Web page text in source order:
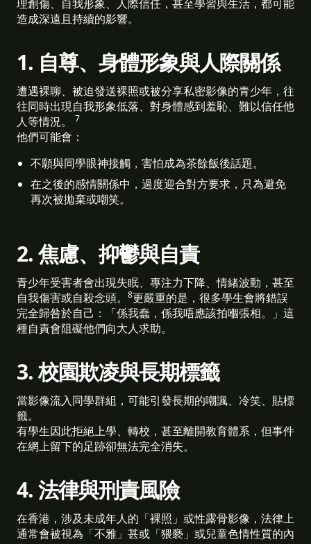
理創傷、自我形象、人際信任，甚至學習與生活，都可能
造成深遠且持續的影響。
1. 自尊、身體形象與人際關係
遭遇裸聊、被迫發送裸照或被分享私密影像的青少年，往
往同時出現自我形象低落、對身體感到羞恥、難以信任他
人等情況。
7
他們可能會：
不願與同學眼神接觸，害怕成為茶餘飯後話題。
在之後的感情關係中，過度迎合對方要求，只為避免
再次被拋棄或嘲笑。
2. 焦慮、抑鬱與自責
青少年受害者會出現失眠、專注力下降、情緒波動，甚至
自我傷害或自殺念頭。
8更嚴重的是，很多學生會將錯誤
完全歸咎於自己：「係我蠢，係我唔應該拍嗰張相。」這
種自責會阻礙他們向大人求助。
3. 校園欺凌與長期標籤
當影像流入同學群組，可能引發長期的嘲諷、冷笑、貼標
籤。
有學生因此拒絕上學、轉校，甚至離開教育體系，但事件
在網上留下的足跡卻無法完全消失。
4. 法律與刑責風險
在香港，涉及未成年人的「裸照」或性露骨影像，法律上
通常會被視為「不雅」甚或「猥褻」或兒童色情性質的內